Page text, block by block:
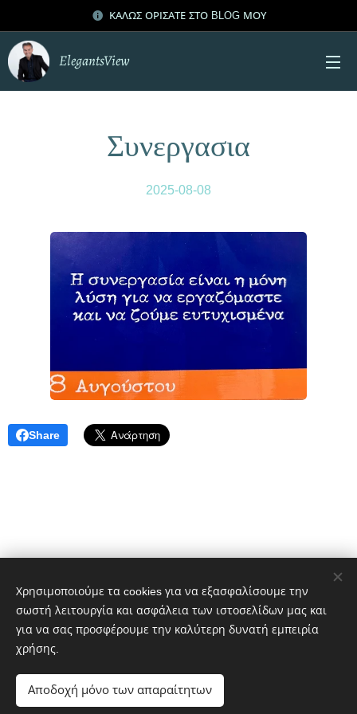
ΚΑΛΩΣ ΟΡΙΣΑΤΕ ΣΤΟ BLOG ΜΟΥ
ElegantsView
Συνεργασια
2025-08-08
Share
Δημήτρης Πελέκης
dpelekisphoto@gmail.com
Cookies
Χρησιμοποιούμε τα cookies για να εξασφαλίσουμε την
σωστή λειτουργία και ασφάλεια των ιστοσελίδων μας και
για να σας προσφέρουμε την καλύτερη δυνατή εμπειρία
χρήσης.
Αποδοχή μόνο των απαραίτητων